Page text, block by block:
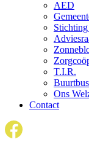
AED
T.I.R.
Buurtbus
Ons
Contact